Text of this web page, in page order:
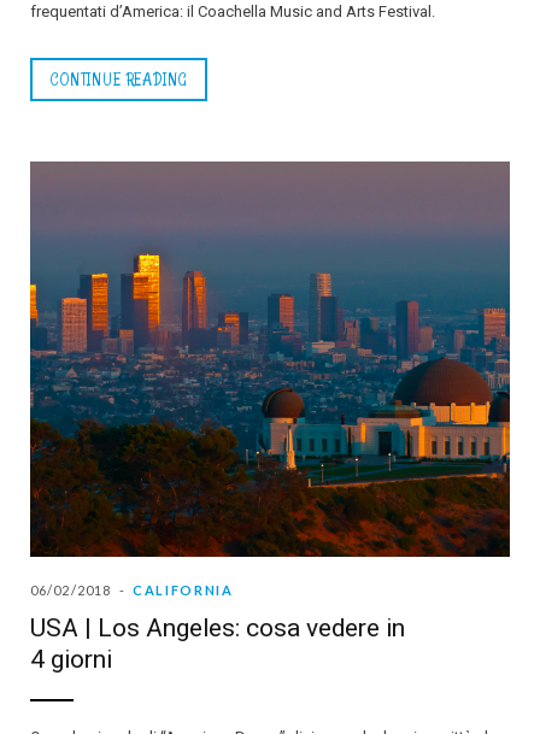
frequentati d’America: il Coachella Music and Arts Festival.
CONTINUE READING
06/02/2018 CALIFORNIA
USA | Los Angeles: cosa vedere in
4 giorni